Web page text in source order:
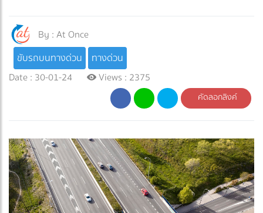
By :At Once
ขับรถบนทางด่วน
ทางด่วน
Date : 30-01-24
Views : 2375
คัดลอกลิงค์